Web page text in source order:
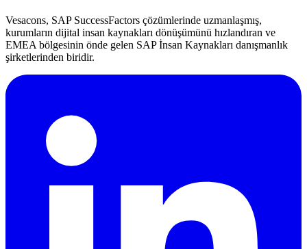
Vesacons, SAP SuccessFactors çözümlerinde uzmanlaşmış,
kurumların dijital insan kaynakları dönüşümünü hızlandıran ve
EMEA bölgesinin önde gelen SAP İnsan Kaynakları danışmanlık
şirketlerinden biridir.